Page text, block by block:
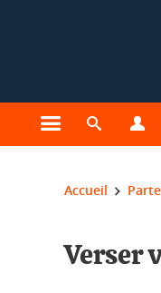
Ouvrir le menu
Ouvrir le
Vous êtes ici :
Accueil
Verser